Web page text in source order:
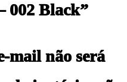
002 Black”
mail não será